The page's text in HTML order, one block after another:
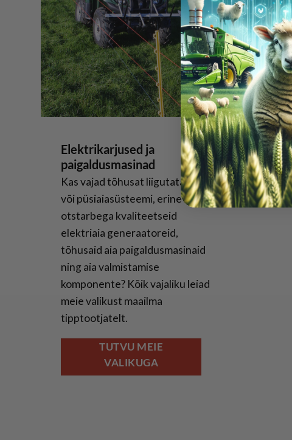
Elektrikarjused ja
paigaldusmasinad
Kas vajad tõhusat liigutatavat
või püsiaiasüsteemi, erineva
otstarbega kvaliteetseid
elektriaia generaatoreid,
tõhusaid aia paigaldusmasinaid
ning aia valmistamise
komponente? Kõik vajaliku leiad
meie valikust maailma
tipptootjatelt.
TUTVU MEIE
VALIKUGA